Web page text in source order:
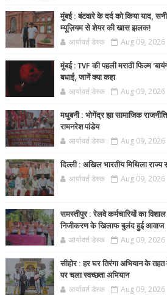
मुंबई : बंटवारे के दर्द को किया याद,
म्यूज़ियम से शेयर की खास झलक!
आर्यावर्त डेस्क Aug 09, 2026
मुंबई : TVF की पहली मराठी फिल्म
बधाई, जानें क्या कहा
आर्यावर्त डेस्क Aug 09, 2026
मधुबनी : भोगेंद्र झा सामाजिक
रामनरेश पांडेय
आर्यावर्त डेस्क Aug 09, 2026
दिल्ली : अखिल भारतीय मिथिला राज्य
आर्यावर्त डेस्क Aug 09, 2026
समस्तीपुर : रेलवे कर्मचारियों का
निजीकरण के खिलाफ बुलंद हुई आवाज
आर्यावर्त डेस्क Aug 09, 2026
सीहोर : हर घर तिरंगा अभियान के तहत
पर चला स्वच्छता अभियान
आर्यावर्त डेस्क Aug 09, 2026